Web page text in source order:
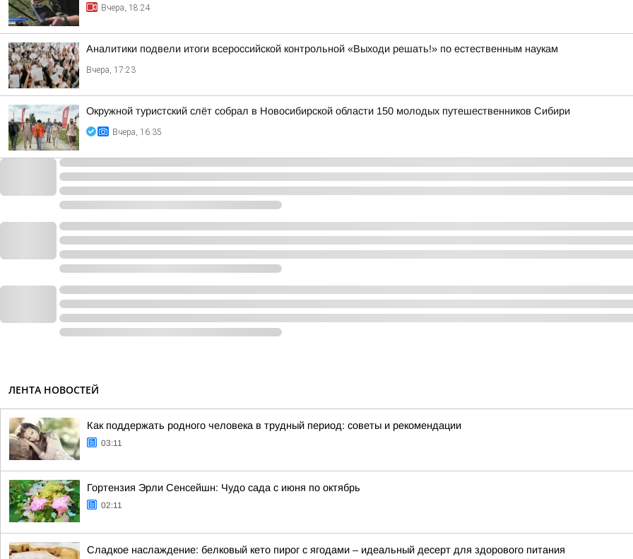
Вчера, 18:24
Аналитики подвели итоги всероссийской контрольной «Выходи решать!» по естественным наукам
Вчера, 17:23
Окружной туристский слёт собрал в Новосибирской области 150 молодых путешественников Сибири
Вчера, 16:35
ЛЕНТА НОВОСТЕЙ
Как поддержать родного человека в трудный период: советы и рекомендации
03:11
Гортензия Эрли Сенсейшн: Чудо сада с июня по октябрь
02:11
Сладкое наслаждение: белковый кето пирог с ягодами – идеальный десерт для здорового питания